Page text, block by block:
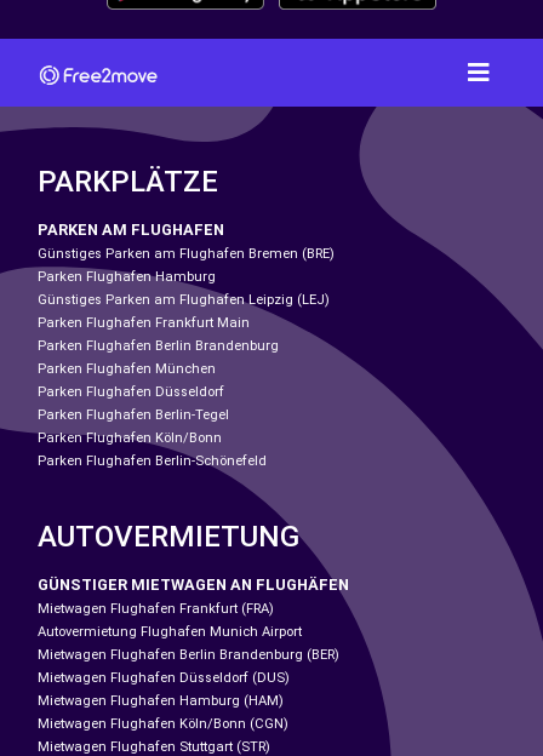
PARKPLÄTZE
PARKEN AM FLUGHAFEN
Günstiges Parken am Flughafen Bremen (BRE)
Parken Flughafen Hamburg
Günstiges Parken am Flughafen Leipzig (LEJ)
Parken Flughafen Frankfurt Main
Parken Flughafen Berlin Brandenburg
Parken Flughafen München
Parken Flughafen Düsseldorf
Parken Flughafen Berlin-Tegel
Parken Flughafen Köln/Bonn
Parken Flughafen Berlin-Schönefeld
AUTOVERMIETUNG
GÜNSTIGER MIETWAGEN AN FLUGHÄFEN
Mietwagen Flughafen Frankfurt (FRA)
Autovermietung Flughafen Munich Airport
Mietwagen Flughafen Berlin Brandenburg (BER)
Mietwagen Flughafen Düsseldorf (DUS)
Mietwagen Flughafen Hamburg (HAM)
Mietwagen Flughafen Köln/Bonn (CGN)
Mietwagen Flughafen Stuttgart (STR)